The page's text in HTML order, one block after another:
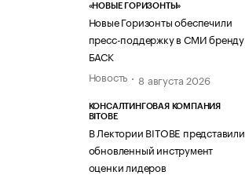
«НОВЫЕ ГОРИЗОНТЫ»
Новые Горизонты обеспечили
пресс-поддержку в СМИ бренду
БАСК
Новость
8 августа 2026
КОНСАЛТИНГОВАЯ КОМПАНИЯ
BITOBE
В Лектории BITOBE представили
обновленный инструмент
оценки лидеров